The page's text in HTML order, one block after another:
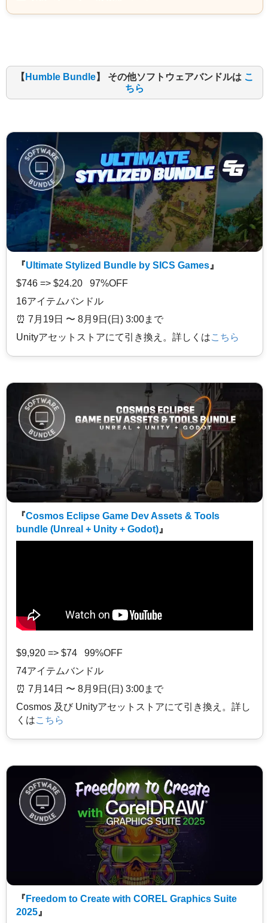
【 Humble Bundle】 その他ソフトウェアバンドルは こ
ちら
『Ultimate Stylized Bundle by SICS Games 』
$746 => $24.20 97%OFF
16アイテムバンドル
⏰️ 7月19日 〜 8月9日(日) 3:00まで
Unityアセットストアにて引き換え。詳しくはこちら
『Cosmos Eclipse Game Dev Assets & Tools
bundle (Unreal + Unity + Godot) 』
$9,920 => $74 99%OFF
74アイテムバンドル
⏰️ 7月14日 〜 8月9日(日) 3:00まで
Cosmos 及び Unityアセットストアにて引き換え。詳し
くはこちら
『 Freedom to Create with COREL Graphics Suite
2025 』